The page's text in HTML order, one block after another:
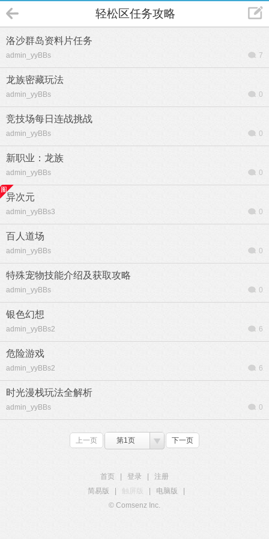
轻松区任务攻略
洛沙群岛资料片任务
admin_yyBBs 7
龙族密藏玩法
admin_yyBBs 0
竞技场每日连战挑战
admin_yyBBs 0
新职业：龙族
admin_yyBBs 0
异次元
admin_yyBBs3 0
百人道场
admin_yyBBs 0
特殊宠物技能介绍及获取攻略
admin_yyBBs 0
银色幻想
admin_yyBBs2 6
危险游戏
admin_yyBBs2 6
时光漫栈玩法全解析
admin_yyBBs 0
上一页 第1页 下一页
首页 登录
注册
简易版
触屏版 电脑版
© Comsenz Inc.